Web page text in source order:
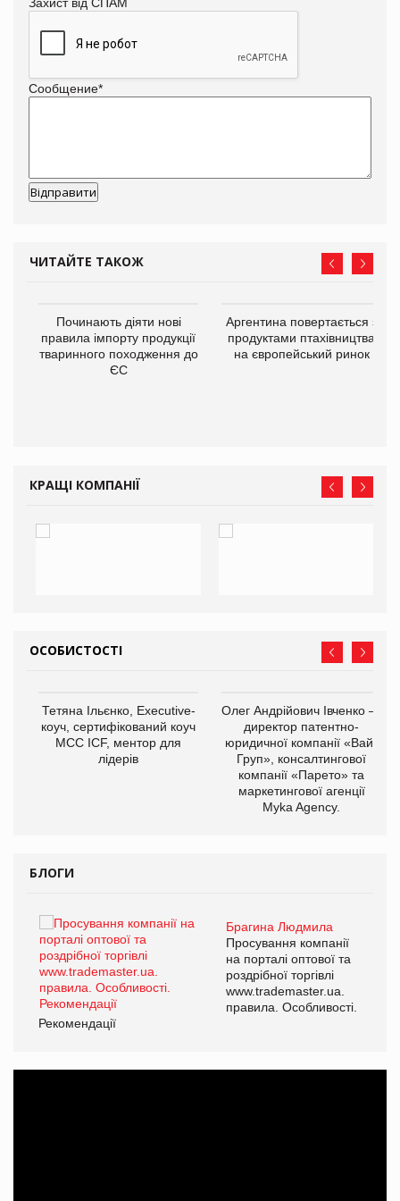
Сообщение*
ЧИТАЙТЕ ТАКОЖ
Починають діяти нові
правила імпорту продукції
тваринного походження до
ЄС
Аргентина повертається з
продуктами птахівництва
на європейський ринок
КРАЩІ КОМПАНІЇ
ОСОБИСТОСТІ
Тетяна Ільєнко, Executive-
коуч, сертифікований коуч
МСС ICF, ментор для
лідерів
Олег Андрійович Івченко —
директор патентно-
юридичної компанії «Вайз
Груп», консалтингової
компанії «Парето» та
маркетингової агенції
Myka Agency.
БЛОГИ
Брагина Людмила
Просування компанії
на порталі оптової та
роздрібної торгівлі
www.trademaster.ua.
правила. Особливості.
Рекомендації